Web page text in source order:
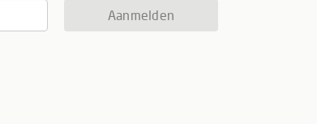
Aanmelden